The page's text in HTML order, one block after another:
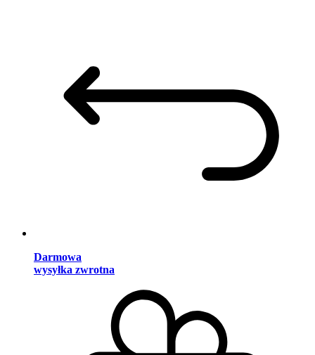
Darmowa
wysyłka zwrotna